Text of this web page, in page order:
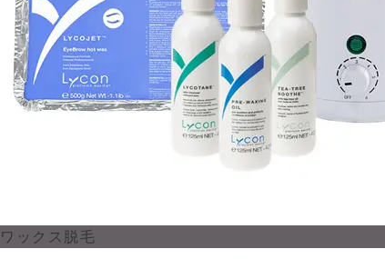
ワックス脱毛